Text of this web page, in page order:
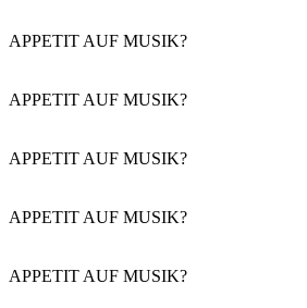
APPETIT AUF MUSIK?
APPETIT AUF MUSIK?
APPETIT AUF MUSIK?
APPETIT AUF MUSIK?
APPETIT AUF MUSIK?